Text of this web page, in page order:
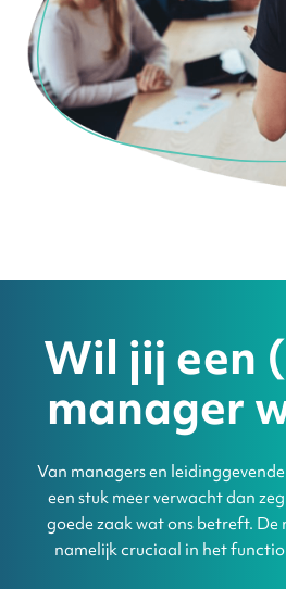
Wil jij een
manager
Van managers en
een stuk meer verwacht dan
goede zaak wat ons betreft. De
namelijk cruciaal in het